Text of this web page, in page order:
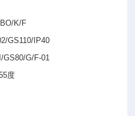
BO/K/F
i02/GS110/IP40
MI/GS80/G/F-01
355度